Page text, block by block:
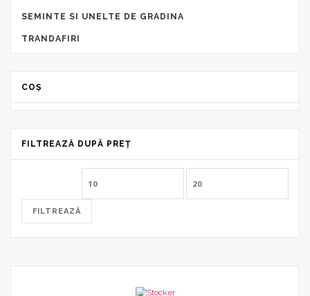
SEMINTE SI UNELTE DE GRADINA
TRANDAFIRI
COȘ
FILTREAZĂ DUPĂ PREȚ
FILTREAZĂ